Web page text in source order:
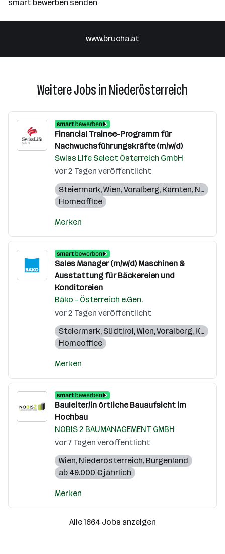
smart bewerben senden
www.brucha.at
Weitere Jobs in Niederösterreich
Financial Trainee-Programm für
Nachwuchsführungskräfte (m/w/d)
Swiss Life Select Österreich GmbH
vor 2 Tagen veröffentlicht
Steiermark,Wien,Voralberg, Kärnten, Niederösterreich
Homeoffice
Merken
Sales Manager (m/w/d) Maschinen &
Ausstattung für Bäckereien und
Konditoreien
Bäko - Österreich e.Gen.
vor 2 Tagen veröffentlicht
Steiermark, Südtirol,Wien,Voralberg, Kärnten
Homeoffice
Merken
Bauleiter/in örtliche Bauaufsicht im
Hochbau
NOBIS 2 BAUMANAGEMENT GMBH
vor 7 Tagen veröffentlicht
Wien, Niederösterreich, Burgenland
ab 49.000 € jährlich
Merken
Alle 1664 Jobs anzeigen